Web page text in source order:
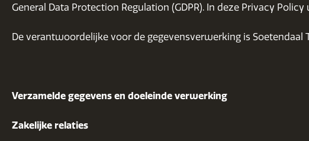
General Data Protection Regulation (GDPR). In deze Privacy
De verantwoordelijke voor de gegevensverwerking is Soetendaal
Verzamelde gegevens en doeleinde verwerking
Zakelijke relaties